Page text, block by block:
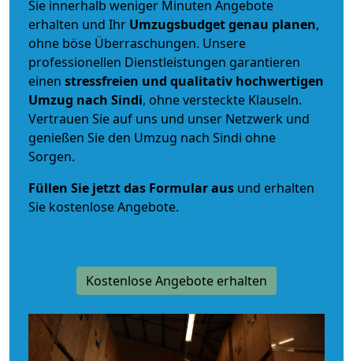
Sie innerhalb weniger Minuten Angebote
erhalten und Ihr Umzugsbudgetgenau planen,
ohne böse Überraschungen. Unsere
professionellen Dienstleistungen garantieren
einen stressfreien und qualitativ hochwertigen
Umzug nach Sindi, ohne versteckte Klauseln.
Vertrauen Sie auf uns und unser Netzwerk und
genießen Sie den Umzug nach Sindi ohne
Sorgen.
Füllen Sie jetzt das Formular aus und erhalten
Sie kostenlose Angebote.
Kostenlose Angebote erhalten